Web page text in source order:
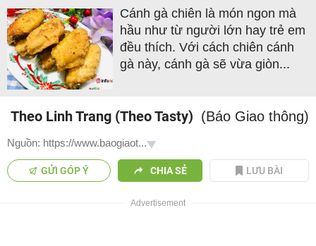
Cánh gà chiên là món ngon mà
hầu như từ người lớn hay trẻ em
đều thích. Với cách chiên cánh
gà này, cánh gà sẽ vừa giòn...
Theo Linh Trang (Theo Tasty) (Báo Giao thông)
Nguồn: https://www.baogiaot...
GỬI GÓP Ý CHIA SẺ LƯU BÀI